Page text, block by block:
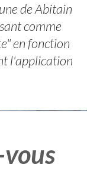
de Abitain
comme
en fonction
l'application